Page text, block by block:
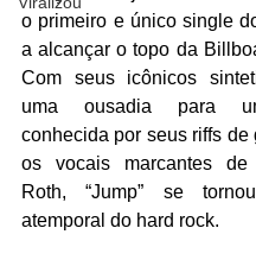
o primeiro e único single
a alcançar o topo da
Com seus icônicos
uma ousadia para
conhecida por seus riffs
os vocais marcantes
Roth, “Jump” se
atemporal do hard rock.